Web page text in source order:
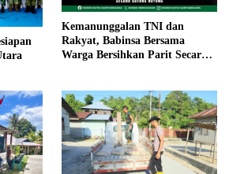
Kemanunggalan TNI dan
Rakyat, Babinsa Bersama
Warga Bersihkan Parit Secara